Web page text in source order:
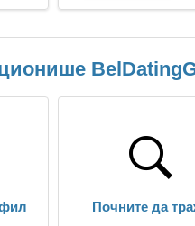
Почните да